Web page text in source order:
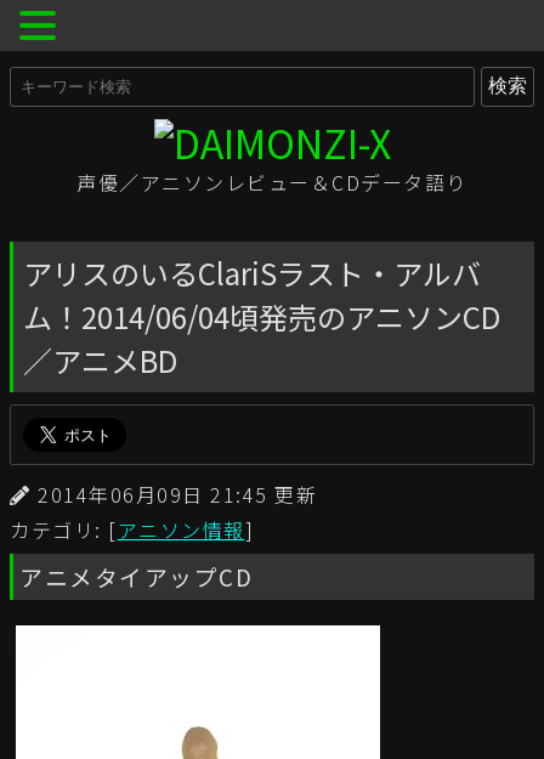
声優／アニソンレビュー＆CDデータ語り
アリスのいるClariSラスト・アルバ
ム！2014/06/04頃発売のアニソンCD
／アニメBD
2014年06月09日 21:45 更新
カテゴリ: [アニソン情報]
アニメタイアップCD